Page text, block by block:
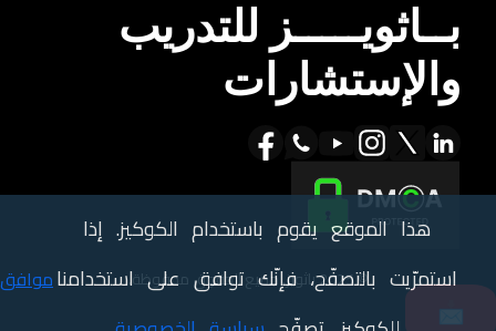
بــاثويـــــز للتدريب
والإستشارات
© 2025 باثويز. جميع الحقوق محفوظة.
هذا الموقع يقوم باستخدام الكوكيز. إذا
استمرّيت بالتصفّح، فإنّك توافق على استخدامناموافق